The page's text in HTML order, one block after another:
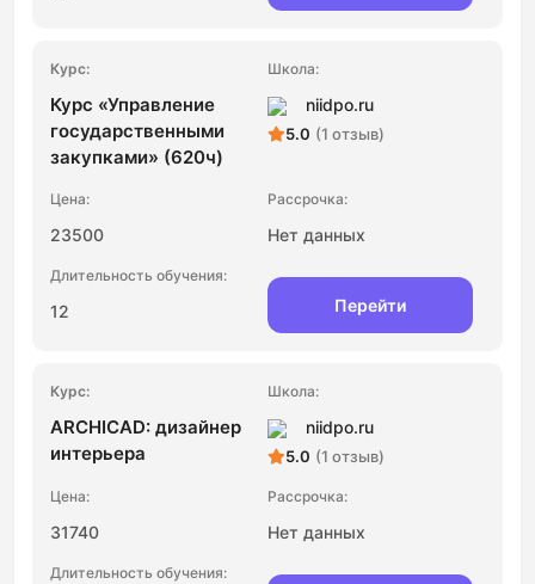
Курс «Управление
государственными
закупками» (620ч)
niidpo.ru
5.0 (1 отзыв)
23500 Нет данных
12 Перейти
ARCHICAD: дизайнер
интерьера
niidpo.ru
5.0 (1 отзыв)
31740 Нет данных